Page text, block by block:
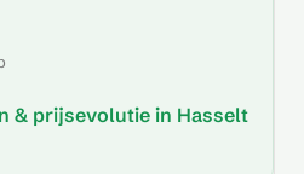
& prijsevolutie in Hasselt